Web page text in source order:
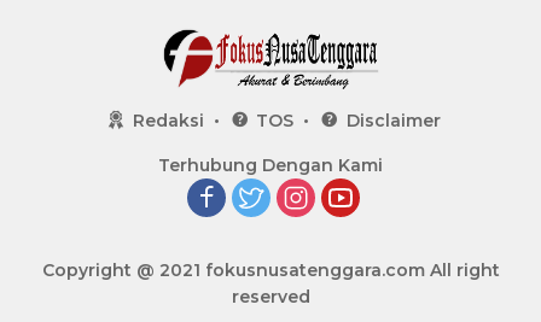
Redaksi TOS Disclaimer
Terhubung Dengan Kami
Copyright @ 2021 fokusnusatenggara.comAll right
reserved